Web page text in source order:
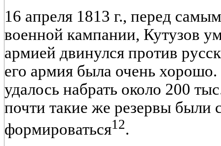
16 апреля 1813 г., перед
военной кампании, Кутузов
армией двинулся против
его армия была очень
удалось набрать около 200
почти такие же резервы
формироваться12.